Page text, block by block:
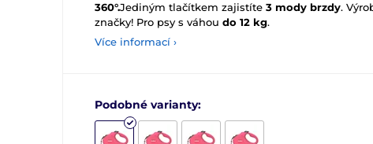
360°.Jediným tlačítkem zajistíte 3 mody brzdy.
značky! Pro psy s váhou do 12 kg.
Více informací ›
Podobné varianty: